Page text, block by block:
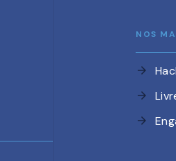
NOS
arrow_forward
arrow_forward
arrow_forward